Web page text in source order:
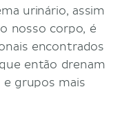
urinário, assim
nosso corpo, é
encontrados
então drenam
e grupos mais